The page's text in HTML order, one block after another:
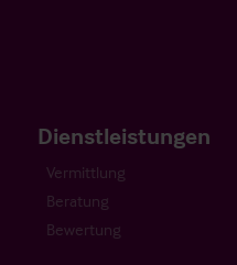
Dienstleistungen
Vermittlung
Beratung
Bewertung